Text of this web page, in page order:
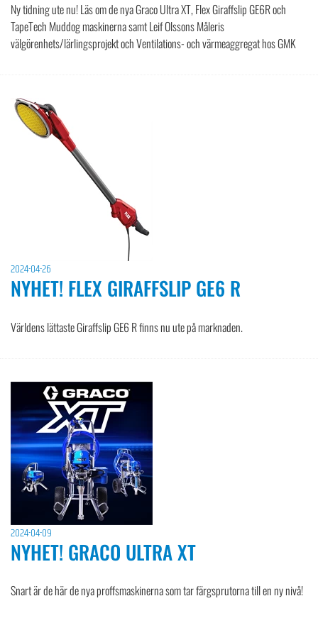
Ny tidning ute nu! Läs om de nya Graco Ultra XT, Flex Giraffslip GE6R och
TapeTech Muddog maskinerna samt Leif Olssons Måleris
välgörenhets/lärlingsprojekt och Ventilations- och värmeaggregat hos GMK
2024-04-26
NYHET! FLEX GIRAFFSLIP GE6 R
Världens lättaste Giraffslip GE6 R finns nu ute på marknaden.
2024-04-09
NYHET! GRACO ULTRA XT
Snart är de här de nya proffsmaskinerna som tar färgsprutorna till en ny nivå!